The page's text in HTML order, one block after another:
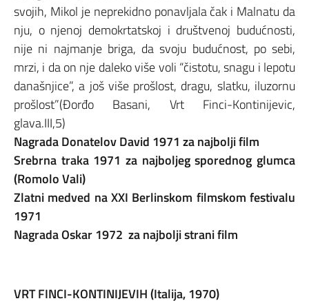
svojih, Mikol je neprekidno ponavljala čak i Malnatu da
nju, o njenoj demokrtatskoj i društvenoj budućnosti,
nije ni najmanje briga, da svoju budućnost, po sebi,
mrzi, i da on nje daleko više voli “čistotu, snagu i lepotu
današnjice”, a još više prošlost, dragu, slatku, iluzornu
prošlost”(Đorđo Basani, Vrt Finci-Kontinijevic,
glava.III,5)
Nagrada Donatelov David 1971 za najbolji film
Srebrna traka 1971 za najboljeg sporednog glumca
(Romolo Vali)
Zlatni medved na XXI Berlinskom filmskom festivalu
1971
Nagrada Oskar 1972 za najbolji strani film
VRT FINCI-KONTINIJEVIH (Italija, 1970)